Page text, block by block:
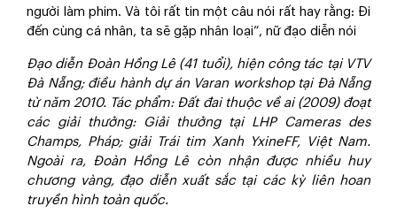
người làm phim. Và tôi rất tin một câu nói rất hay rằng: Đi
đến cùng cá nhân, ta sẽ gặp nhân loại”, nữ đạo diễn nói
Đạo diễn Đoàn Hồng Lê (41 tuổi), hiện công tác tại VTV
Đà Nẵng; điều hành dự án Varan workshop tại Đà Nẵng
từ năm 2010. Tác phẩm: Đất đai thuộc về ai (2009) đoạt
các giải thưởng: Giải thưởng tại LHP Cameras des
Champs, Pháp; giải Trái tim Xanh YxineFF, Việt Nam.
Ngoài ra, Đoàn Hồng Lê còn nhận được nhiều huy
chương vàng, đạo diễn xuất sắc tại các kỳ liên hoan
truyền hình toàn quốc.